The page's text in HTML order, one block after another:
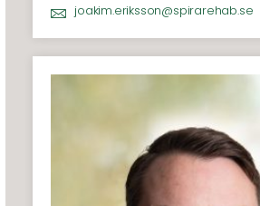
joakim.eriksson@spirarehab.se